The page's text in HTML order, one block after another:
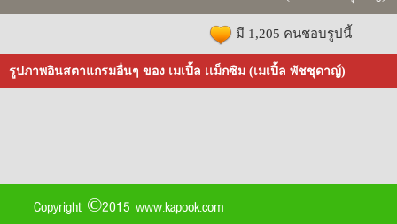
มี 1,205 คนชอบรูปนี้
รูปภาพอินสตาแกรมอื่นๆ ของ เมเปิ้ล เเม็กซิม (เมเปิ้ล พัชชุดาญ์)
Copyright ©2015 www.kapook.com